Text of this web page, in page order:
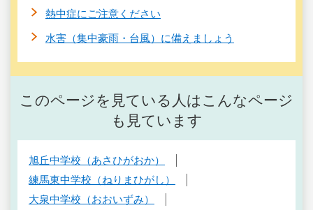
熱中症にご注意ください
水害（集中豪雨・台風）に備えましょう
このページを見ている人はこんなページ
も見ています
旭丘中学校（あさひがおか）
練馬東中学校（ねりまひがし）
大泉中学校（おおいずみ）